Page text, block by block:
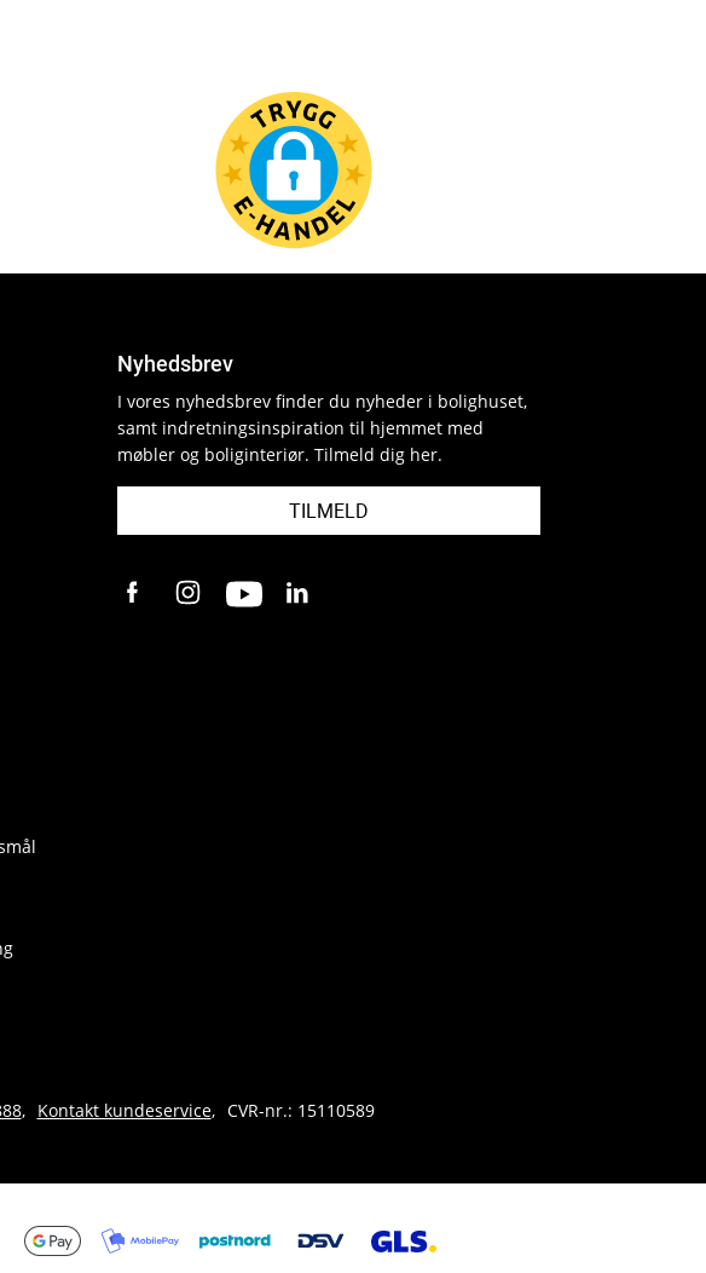
Nyhedsbrev
I vores nyhedsbrev finder du nyheder i bolighuset,
samt indretningsinspiration til hjemmet med
møbler og boliginteriør. Tilmeld dig her.
TILMELD
Kontakt kundeservice CVR-nr.: 15110589